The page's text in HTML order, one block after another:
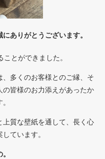
ありがとうございます。
とができました。
多くのお客様とのご縁、そ
の皆様のお力添えがあったか
質な壁紙を通して、長く心
ています。